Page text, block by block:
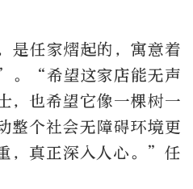
是任家熠起的，寓意着
。“希望这家店能无声
，也希望它像一棵树一
整个社会无障碍环境更
，真正深入人心。”任